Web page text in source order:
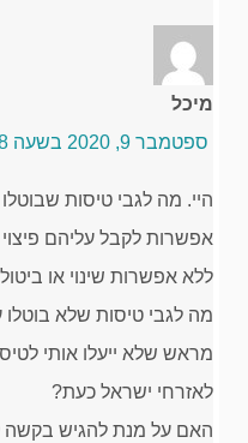
מיכל
ספטמבר 9, 2020 בשעה 8:28 am
היי. מה לגבי טיסות
אפשרות לקבל עליהם
ללא אפשרות שינוי או
מה לגבי טיסות שלא בוטלו
מראש שלא ייעלו אותי
לאזרחי ישראל כעת?
האם על מנת להגיש בקשה